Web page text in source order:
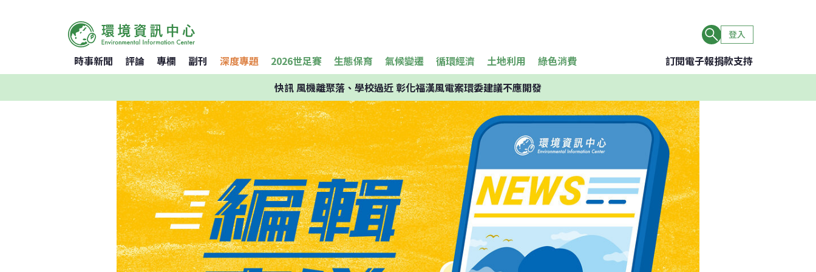
登入
時事新聞 評論 專欄 副刊 深度專題 2026世足賽 生態保育 氣候變遷 循環經濟 土地利用 綠色消費 訂閱電子報捐款支持
快訊風機離聚落、學校過近 彰化福漢風電案環委建議不應開發